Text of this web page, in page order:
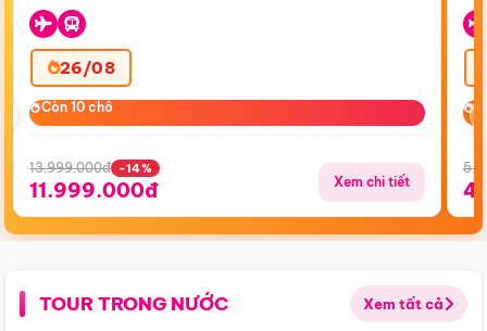
26/08
Còn 10 chỗ
Còn 10 chỗ
13.999.000đ -14%
11.999.000đ Xem chi tiết
TOUR TRONG NƯỚC Xem tất cả
Điểm nổi bật